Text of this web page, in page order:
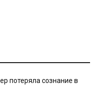
потеряла сознание в